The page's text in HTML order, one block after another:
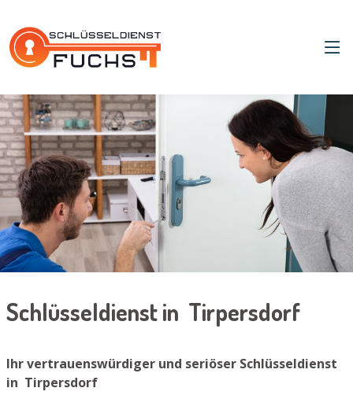
Schlüsseldienst in Tirpersdorf
Ihr vertrauenswürdiger und seriöser Schlüsseldienst
in Tirpersdorf